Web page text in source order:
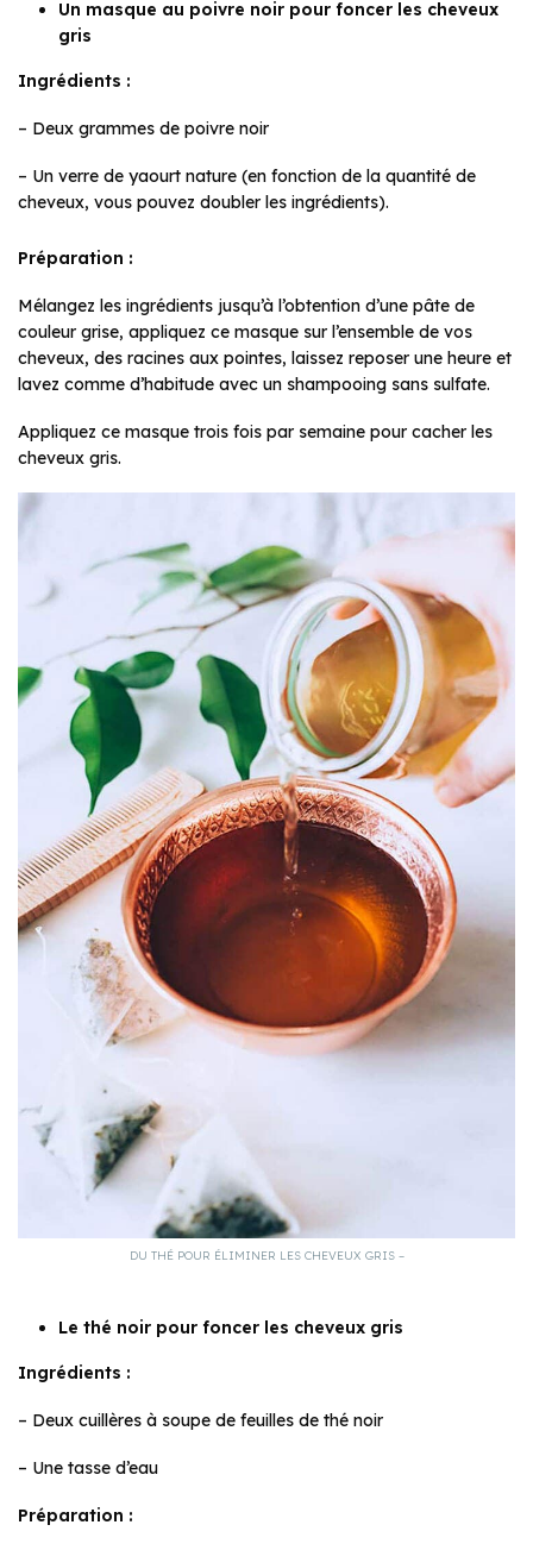
Un masque au poivre noir pour foncer les cheveux
gris
Ingrédients :
– Deux grammes de poivre noir
– Un verre de yaourt nature (en fonction de la quantité de
cheveux, vous pouvez doubler les ingrédients).
Préparation :
Mélangez les ingrédients jusqu’à l’obtention d’une pâte de
couleur grise, appliquez ce masque sur l’ensemble de vos
cheveux, des racines aux pointes, laissez reposer une heure et
lavez comme d’habitude avec un shampooing sans sulfate.
Appliquez ce masque trois fois par semaine pour cacher les
cheveux gris.
DU THÉ POUR ÉLIMINER LES CHEVEUX GRIS –
Le thé noir pour foncer les cheveux gris
Ingrédients :
– Deux cuillères à soupe de feuilles de thé noir
– Une tasse d’eau
Préparation :